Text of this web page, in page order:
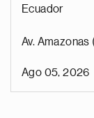
Ecuador
Av.
Ago 05, 2026